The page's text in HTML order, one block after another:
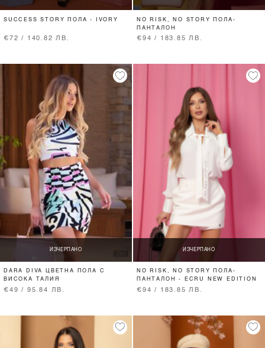
SUCCESS STORY ПОЛА - IVORY
€72 / 140.82 ЛВ.
NO RISK, NO STORY ПОЛА-
ПАНТАЛОН
€94 / 183.85 ЛВ.
ИЗЧЕРПАНО
DARA DIVA ЦВЕТНА ПОЛА С
ВИСОКА ТАЛИЯ
€49 / 95.84 ЛВ.
ИЗЧЕРПАНО
NO RISK, NO STORY ПОЛА-
ПАНТАЛОН - ECRU NEW EDITION
€94 / 183.85 ЛВ.